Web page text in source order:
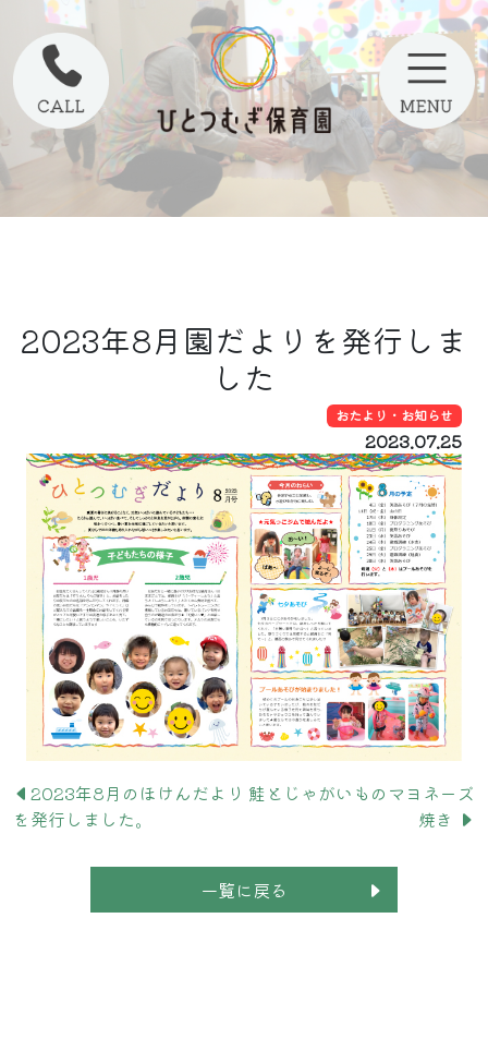
2023年8月園だよりを発行しま
した
おたより・お知らせ
2023.07.25
2023年8月のほけんだより
を発行しました。
鮭とじゃがいものマヨネーズ
焼き
一覧に戻る